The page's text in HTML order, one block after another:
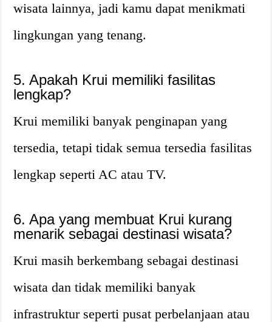
wisata lainnya, jadi kamu dapat menikmati
lingkungan yang tenang.
5. Apakah Krui memiliki fasilitas
lengkap?
Krui memiliki banyak penginapan yang
tersedia, tetapi tidak semua tersedia fasilitas
lengkap seperti AC atau TV.
6. Apa yang membuat Krui kurang
menarik sebagai destinasi wisata?
Krui masih berkembang sebagai destinasi
wisata dan tidak memiliki banyak
infrastruktur seperti pusat perbelanjaan atau